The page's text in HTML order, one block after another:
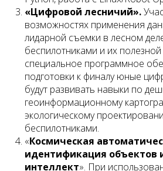
«Цифровой лесничий».
возможностях применения
лидарной съемки в лесном
беспилотниками и их полезной
специальное программное
подготовки к финалу юные
будут развивать навыки по
геоинформационному
экологическому
беспилотниками.
«Космическая
идентификация объектов
интеллект». При